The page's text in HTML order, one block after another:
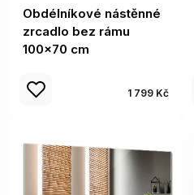
Obdélníkové nástěnné
zrcadlo bez rámu
100x70 cm
1 799 Kč